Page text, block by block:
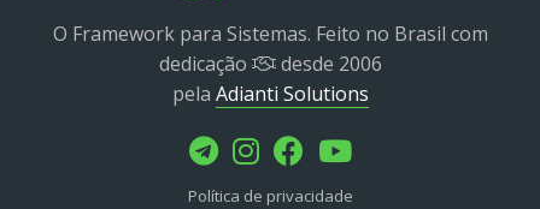
form
O Framework para Sistemas. Feito no Brasil com
dedicação
desde 2006
pela Adianti Solutions
Política de privacidade